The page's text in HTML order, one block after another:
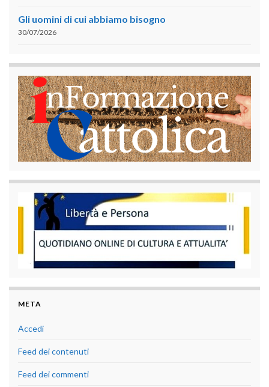
Gli uomini di cui abbiamo bisogno
30/07/2026
META
Accedi
Feed dei contenuti
Feed dei commenti